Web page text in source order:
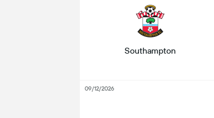
Southampton
09/12/2026